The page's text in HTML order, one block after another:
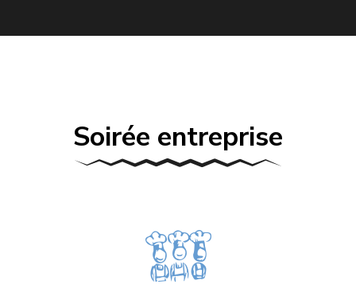
Soirée entreprise